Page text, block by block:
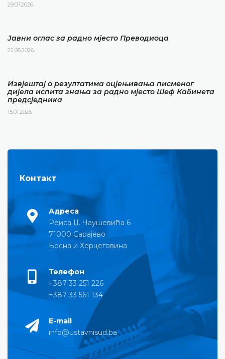
29.07.2026.
Јавни оглас за радно мјесто Преводиоца
22.06.2026.
Извјештај о резултатима оцјењивања писменог
дијела испита знања за радно мјесто Шеф Кабинета
предсједника
15.01.2026.
Контакт
Адреса
Реиса Џ. Чаушевића 6
71000 Сарајево
Босна и Херцеговина
Телефон
+387 33 251 226
+387 33 561 134
E-mail
info@ustavnisud.ba